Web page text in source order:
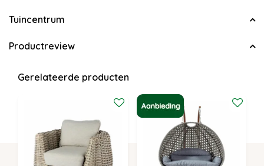
Tuincentrum
Productreview
Gerelateerde producten